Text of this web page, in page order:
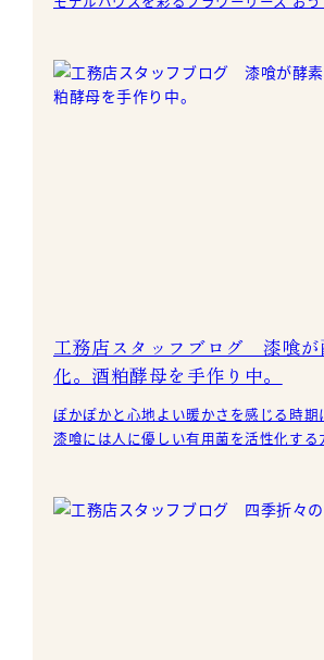
工務店スタッフブログ 漆喰が
化。酒粕酵母を手作り中。
ぽかぽかと心地よい暖かさを感じる時期
漆喰には人に優しい有用菌を活性化する